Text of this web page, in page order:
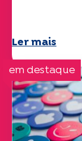
Ler mais
em destaque